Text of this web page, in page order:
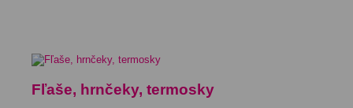
Fľaše, hrnčeky, termosky